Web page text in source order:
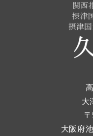
大
大阪府